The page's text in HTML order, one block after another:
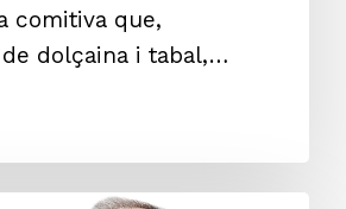
comitiva que,
dolçaina i tabal,…